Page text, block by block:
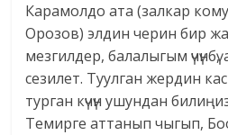
Карамолдо ата (залкар
Орозов) элдин черин бир
мезгилдер, балалыгым
сезилет. Туулган жердин
турган күчүн ушундан
Темирге аттанып чыгып,